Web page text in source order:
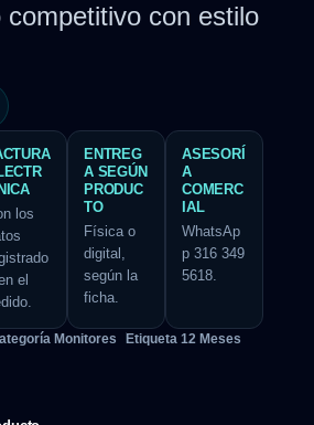
competitivo con estilo
los
el
ENTREG
A SEGÚN
PRODUC
TO
Física o
digital,
según la
ficha.
ASESORÍ
A
COMERC
IAL
WhatsAp
p 316 349
5618.
Monitores Etiqueta 12 Meses